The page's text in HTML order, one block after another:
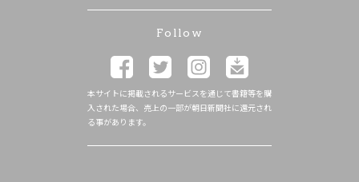
Follow
本サイトに掲載されるサービスを通じて書籍等を購
入された場合、売上の一部が朝日新聞社に還元され
る事があります。